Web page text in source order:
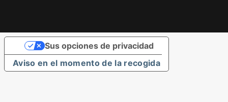
Aviso en el momento de la recogida
Sus opciones de privacidad